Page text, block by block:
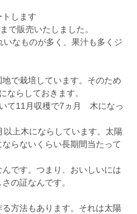
します
で販売いたしました。
なものが多く、果汁も多くジ
で栽培しています。そのため
ならしておきます。
て11月収穫で7ヵ月 木になっ
上木にならしています。太陽
らないくらい長期間当たって
です。つまり、おいしいには
の証なんです。
方法もあります。それは太陽